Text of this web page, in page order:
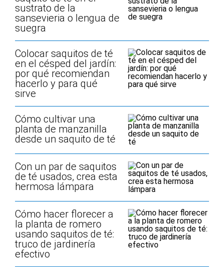
sustrato de la
sansevieria o lengua de
suegra
Colocar saquitos de té
en el césped del jardín:
por qué recomiendan
hacerlo y para qué
sirve
Cómo cultivar una
planta de manzanilla
desde un saquito de té
Con un par de saquitos
de té usados, crea esta
hermosa lámpara
Cómo hacer florecer a
la planta de romero
usando saquitos de té:
truco de jardinería
efectivo